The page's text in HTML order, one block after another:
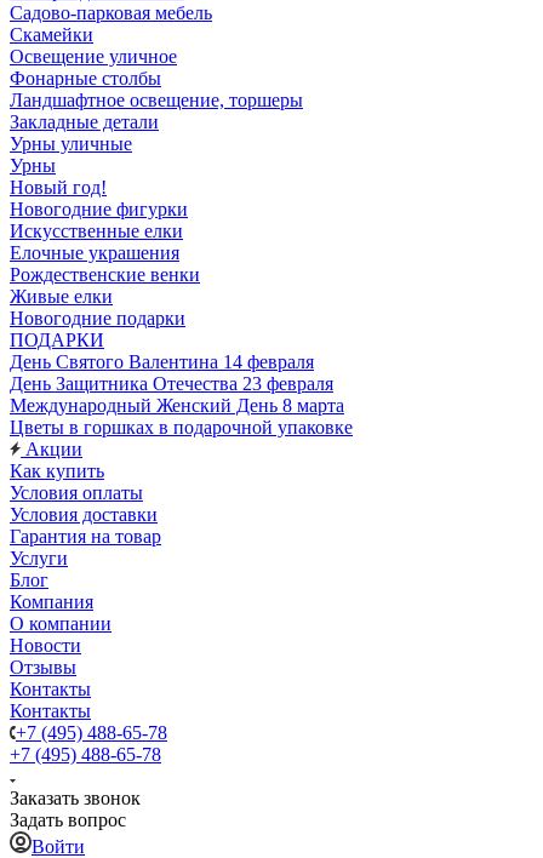
Садово-парковая мебель
Скамейки
Освещение уличное
Фонарные столбы
Ландшафтное освещение, торшеры
Закладные детали
Урны уличные
Урны
Новый год!
Новогодние фигурки
Искусственные елки
Елочные украшения
Рождественские венки
Живые елки
Новогодние подарки
ПОДАРКИ
День Святого Валентина 14 февраля
День Защитника Отечества 23 февраля
Международный Женский День 8 марта
Цветы в горшках в подарочной упаковке
Акции
Как купить
Условия оплаты
Условия доставки
Гарантия на товар
Услуги
Блог
Компания
О компании
Новости
Отзывы
Контакты
Контакты
+7 (495) 488-65-78
+7 (495) 488-65-78
Заказать звонок
Задать вопрос
Войти